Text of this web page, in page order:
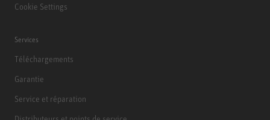
Cookie Settings
Services
Téléchargements
Garantie
Service et réparation